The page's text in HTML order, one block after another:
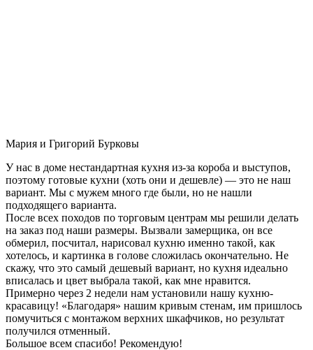
Мария и Григорий Бурковы
У нас в доме нестандартная кухня из-за короба и выступов,
поэтому готовые кухни (хоть они и дешевле) — это не наш
вариант. Мы с мужем много где были, но не нашли
подходящего варианта.
После всех походов по торговым центрам мы решили делать
на заказ под наши размеры. Вызвали замерщика, он все
обмерил, посчитал, нарисовал кухню именно такой, как
хотелось, и картинка в голове сложилась окончательно. Не
скажу, что это самый дешевый вариант, но кухня идеально
вписалась и цвет выбрала такой, как мне нравится.
Примерно через 2 недели нам установили нашу кухню-
красавицу! «Благодаря» нашим кривым стенам, им пришлось
помучиться с монтажом верхних шкафчиков, но результат
получился отменный.
Большое всем спасибо! Рекомендую!